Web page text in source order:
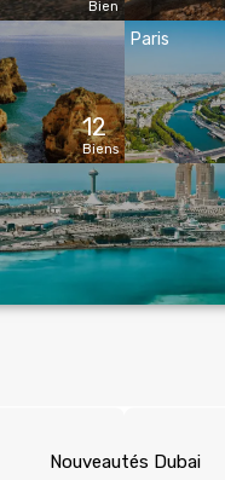
Bien
12
Biens
Paris
Nouveautés Dubai